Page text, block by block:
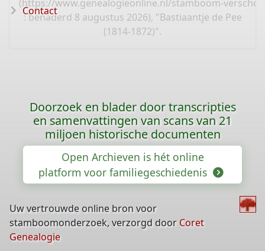
(https://www.genealogieonline.nl/stamboom-
: benaderd 8 augustus 2026), "Bastiaantje de Pee
(1814-1872)".
Contact
Doorzoek en blader door transcripties
en samenvattingen van scans van 21
miljoen historische documenten
Open Archieven is hét online
platform voor familiegeschiedenis
Uw vertrouwde online bron voor
stamboomonderzoek, verzorgd door Coret
Genealogie